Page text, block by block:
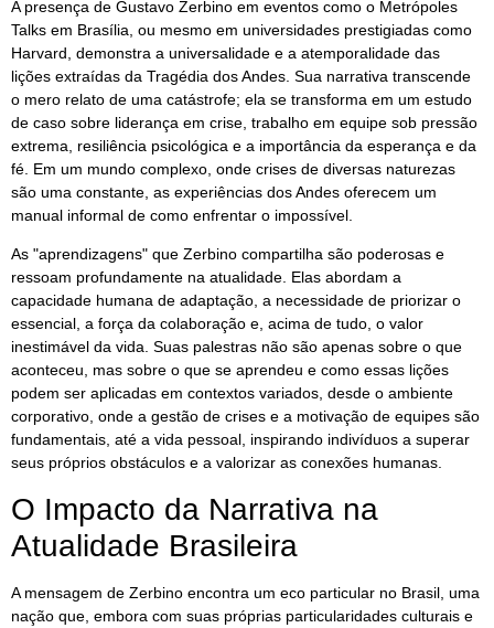
A presença de Gustavo Zerbino em eventos como o Metrópoles
Talks em Brasília, ou mesmo em universidades prestigiadas como
Harvard, demonstra a universalidade e a atemporalidade das
lições extraídas da Tragédia dos Andes. Sua narrativa transcende
o mero relato de uma catástrofe; ela se transforma em um estudo
de caso sobre liderança em crise, trabalho em equipe sob pressão
extrema, resiliência psicológica e a importância da esperança e da
fé. Em um mundo complexo, onde crises de diversas naturezas
são uma constante, as experiências dos Andes oferecem um
manual informal de como enfrentar o impossível.
As "aprendizagens" que Zerbino compartilha são poderosas e
ressoam profundamente na atualidade. Elas abordam a
capacidade humana de adaptação, a necessidade de priorizar o
essencial, a força da colaboração e, acima de tudo, o valor
inestimável da vida. Suas palestras não são apenas sobre o que
aconteceu, mas sobre o que se aprendeu e como essas lições
podem ser aplicadas em contextos variados, desde o ambiente
corporativo, onde a gestão de crises e a motivação de equipes são
fundamentais, até a vida pessoal, inspirando indivíduos a superar
seus próprios obstáculos e a valorizar as conexões humanas.
O Impacto da Narrativa na
Atualidade Brasileira
A mensagem de Zerbino encontra um eco particular no Brasil, uma
nação que, embora com suas próprias particularidades culturais e